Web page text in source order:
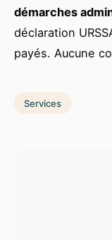
démarches
déclaration
payés. Aucune
Services